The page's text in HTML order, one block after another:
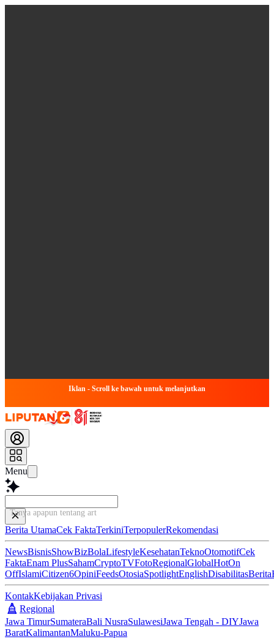
Iklan - Scroll ke bawah untuk melanjutkan
Menu
Tanya apapun tentang artikel ini...
Berita UtamaCek FaktaTerkiniTerpopulerRekomendasi
NewsBisnisShowBizBolaLifestyleKesehatanTeknoOtomotifCek
FaktaEnam PlusSahamCryptoTVFotoRegionalGlobalHotOn
OffIslamiCitizen6OpiniFeedsOtosiaSpotlightEnglishDisabilitasBerita
KontakKebijakan Privasi
Regional
Jawa TimurSumateraBali NusraSulawesiJawa Tengah - DIYJawa
BaratKalimantanMaluku-Papua